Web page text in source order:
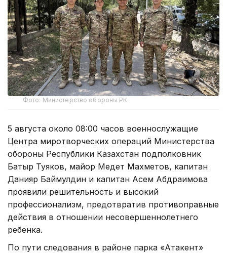
Фото: Министерство обороны РК
5 августа около 08:00 часов военнослужащие
Центра миротворческих операций Министерства
обороны Республики Казахстан подполковник
Батыр Туяков, майор Медет Махметов, капитан
Данияр Баймулдин и капитан Асем Абдраимова
проявили решительность и высокий
профессионализм, предотвратив противоправные
действия в отношении несовершеннолетнего
ребенка.
По пути следования в районе парка «Атакент»